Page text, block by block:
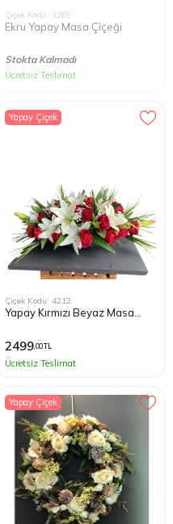
Çiçek Kodu: 3269
Ekru Yapay Masa Çiçeği
Stokta Kalmadı
Ücretsiz Teslimat
Yapay Çiçek
Çiçek Kodu: 4212
Yapay Kırmızı Beyaz Masa
2499,00 TL
Ücretsiz Teslimat
Yapay Çiçek